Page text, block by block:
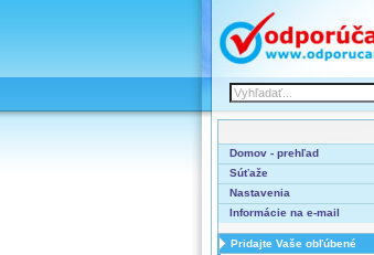
Domov - prehľad
Súťaže
Nastavenia
Informácie na e-mail
Pridajte Vaše obľúbené